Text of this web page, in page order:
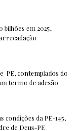
em 2025,
PE, contemplados do
termo de adesão
condições da PE-145,
de Deus-PE